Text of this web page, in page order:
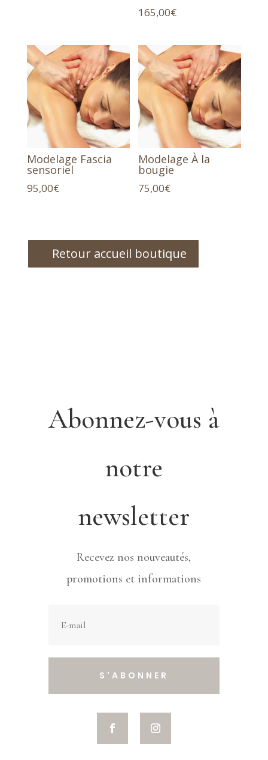
165,00€
Modelage Fascia
sensoriel
95,00€
Modelage À la
bougie
75,00€
Retour accueil boutique
Abonnez-vous à
notre
newsletter
Recevez nos nouveautés,
promotions et informations
S'ABONNER